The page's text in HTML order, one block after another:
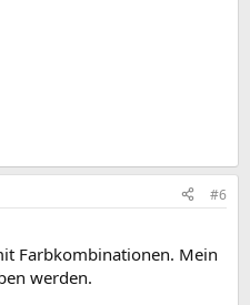
#6
Farbkombinationen. Mein
werden.